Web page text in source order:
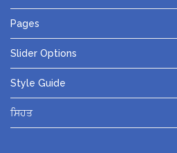
Pages
Slider Options
Style Guide
ਸਿਹਤ